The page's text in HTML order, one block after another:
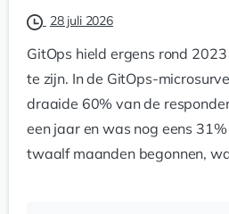
28 juli 2026
GitOps hield ergens rond
te zijn. In de GitOps-
draaide 60% van de
een jaar en was nog eens
twaalf maanden begonnen,